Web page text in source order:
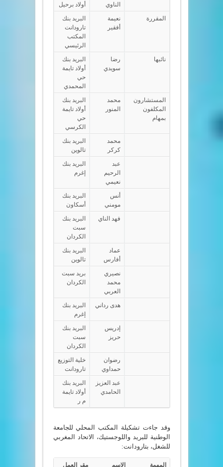
الناوي
أولاد برحيل
المقررة
نعيمة
أفقير
البريد بنك
تارودانت
المكتب
الرئيسي
نائبها
رضا
سويدي
البريد بنك
أولاد تايمة
حي
المحمدي
المستشارون
المكلفون
بمهام
محمد
المنور
البريد بنك
أولاد تايمة
حي
الكرسي
محمد
كركر
البريد بنك
تالوين
عبد
الرحيم
نعيمي
البريد بنك
إغرم
أنس
مومني
البريد بنك
أسكاون
فهد الناي
البريد بنك
سبت
الكردان
عماد
أفارس
البريد بنك
تالوين
نصيري
محمد
العربي
بريد سبت
الكردان
هدى رداني
البريد بنك
إغرم
إدريس
حريز
البريد بنك
سبت
الكردان
رضوان
حمداوي
خلية التوزيع
تارودانت
عبد العزيز
الحامدي
البريد بنك
أولاد تايمة
م ر
وقد جاءت تشكيلة المكتب المحلي للجامعة
الوطنية للبريد واللوجستيك، الاتحاد المغربي
للشغل، بتارودانت:
المهمة الاسم مقر العمل